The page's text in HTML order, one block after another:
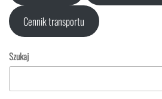
Cennik transportu
Szukaj